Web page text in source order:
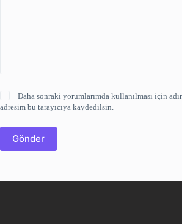
Daha sonraki yorumlarımda kullanılması için
adresim bu tarayıcıya kaydedilsin.
Gönder